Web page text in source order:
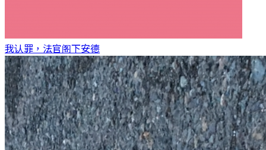
我认罪，法官阁下安德